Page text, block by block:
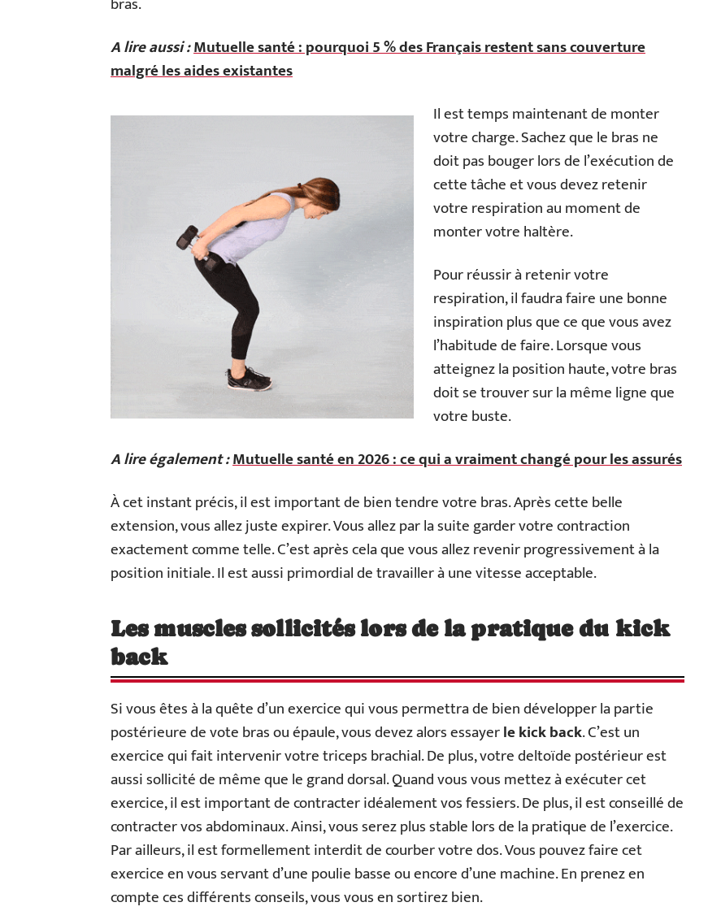
A lire aussi :Mutuelle santé : pourquoi 5 % des Français restent sans couverture
malgré les aides existantes
Il est temps maintenant de monter
votre charge. Sachez que le bras ne
doit pas bouger lors de l’exécution de
cette tâche et vous devez retenir
votre respiration au moment de
monter votre haltère.
Pour réussir à retenir votre
respiration, il faudra faire une bonne
inspiration plus que ce que vous avez
l’habitude de faire. Lorsque vous
atteignez la position haute, votre bras
doit se trouver sur la même ligne que
votre buste.
A lire également :Mutuelle santé en 2026 : ce qui a vraiment changé pour les assurés
À cet instant précis, il est important de bien tendre votre bras. Après cette belle
extension, vous allez juste expirer. Vous allez par la suite garder votre contraction
exactement comme telle. C’est après cela que vous allez revenir progressivement à la
position initiale. Il est aussi primordial de travailler à une vitesse acceptable.
Les muscles sollicités lors de la pratique du kick
back
Si vous êtes à la quête d’un exercice qui vous permettra de bien développer la partie
postérieure de vote bras ou épaule, vous devez alors essayerle kick back. C’est un
exercice qui fait intervenir votre triceps brachial. De plus, votre deltoïde postérieur est
aussi sollicité de même que le grand dorsal. Quand vous vous mettez à exécuter cet
exercice, il est important de contracter idéalement vos fessiers. De plus, il est conseillé de
contracter vos abdominaux. Ainsi, vous serez plus stable lors de la pratique de l’exercice.
Par ailleurs, il est formellement interdit de courber votre dos. Vous pouvez faire cet
exercice en vous servant d’une poulie basse ou encore d’une machine. En prenez en
compte ces différents conseils, vous vous en sortirez bien.